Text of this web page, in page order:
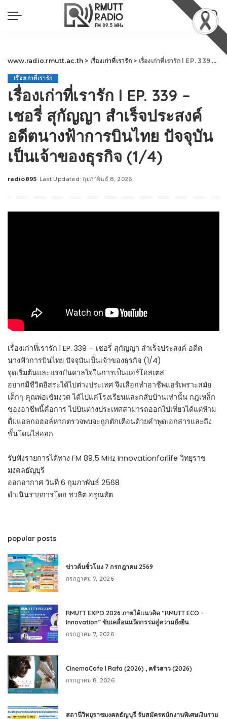
www.radio.rmutt.ac.th > เรื่องเก่าที่เรารัก> เรื่องเก่าที่เรารัก l EP. 339 – เชอรี่ สุกัญญา สำเร็จประสงค์ อดีตนางฟ้าการบินไทย ปัจจุบันเป็นเจ้าของธุรกิจ (1/4)
เรื่องเก่าที่เรารัก
เรื่องเก่าที่เรารัก l EP. 339 –
เชอรี่ สุกัญญา สำเร็จประสงค์
อดีตนางฟ้าการบินไทย ปัจจุบัน
เป็นเจ้าของธุรกิจ (1/4)
Posted
radio895 Last Updated: กุมภาพันธ์ 8, 2026
เรื่องเก่าที่เรารัก l EP. 339 – เชอรี่ สุกัญญา สำเร็จประสงค์ อดีต
นางฟ้าการบินไทย ปัจจุบันเป็นเจ้าของธุรกิจ (1/4)
จุดเริ่มต้นและแรงบันดาลใจในการเป็นแอร์โฮสเตส
อยากมีชีวิตอิสระได้ไปต่างประเทศ จึงเลือกทำอาชีพแอร์เพราะสมัย
เด็กๆ คุณพ่อเข้มงวด ได้ไปแค่โรงเรียนและกลับบ้านเท่านั้น กฎเหล็ก
ของอาชีพนี้คือการ ไปบินต่างประเทศสามารถออกไปเที่ยวได้แต่ห้าม
ดื่มแอลกอฮอล์หากตรวจพบจะถูกตักเตือนด้วยคำพูดเอกสารและถึง
ขั้นโดนไล่ออก
รับฟังรายการได้ทาง FM 89.5 MHz Innovationforlife วิทยุราช
มงคลธัญบุรี
ออกอากาศ วันที่ 6 กุมภาพันธ์ 2568
ดำเนินรายการโดย ชวลิต อรุณทัต
popular posts
ข่าวต้นชั่วโมง 7 กรกฎาคม 2569
กรกฎาคม 7, 2026
RMUTT EXPO 2026 ภายใต้แนวคิด “RMUTT ECO –
Innovation” ขับเคลื่อนนวัตกรรมสู่ความยั่งยืน
กรกฎาคม 7, 2026
CinemaCafe l Rafa (2026) , ครัวสาว (2026)
กรกฎาคม 8, 2026
สถานีวิทยุราชมงคลธัญบุรี รับสมัครพนักงานพิเศษเงินราย